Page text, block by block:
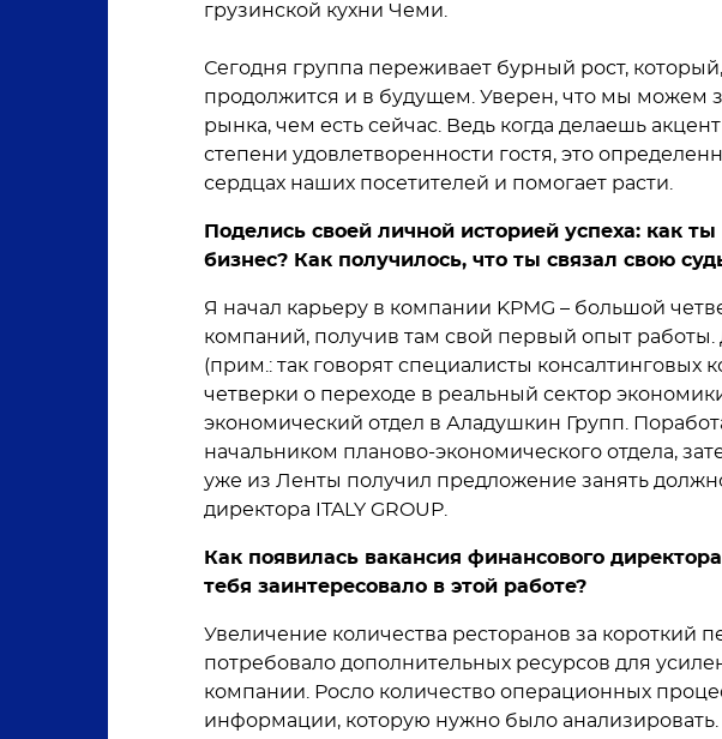
грузинской кухни Чеми.
Сегодня группа переживает бурный рост,
продолжится и в будущем. Уверен, что мы можем
рынка, чем есть сейчас. Ведь когда делаешь
степени удовлетворенности гостя, это
сердцах наших посетителей и помогает расти.
Поделись своей личной историей успеха: как
бизнес? Как получилось, что ты связал свою
Я начал карьеру в компании KPMG – большой
компаний, получив там свой первый опыт
(прим.: так говорят специалисты консалтинговых
четверки о переходе в реальный сектор
экономический отдел в Аладушкин Групп.
начальником планово-экономического отдела,
уже из Ленты получил предложение занять
директора ITALY GROUP.
Как появилась вакансия финансового директора
тебя заинтересовало в этой работе?
Увеличение количества ресторанов за короткий
потребовало дополнительных ресурсов для
компании. Росло количество операционных
информации, которую нужно было анализировать.